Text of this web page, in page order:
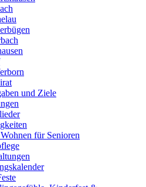
und Ziele
für Senioren